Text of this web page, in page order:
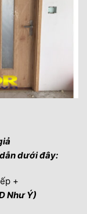
dưới đây:
+
Như Ý)